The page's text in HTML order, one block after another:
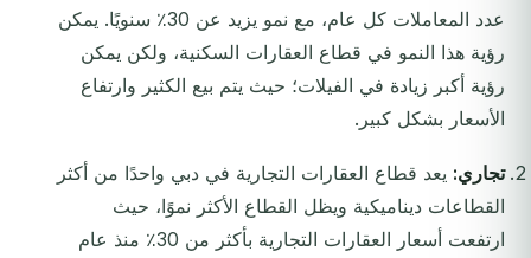
عدد المعاملات كل عام، مع نمو يزيد عن 30٪ سنويًا. يمكن
رؤية هذا النمو في قطاع العقارات السكنية، ولكن يمكن
رؤية أكبر زيادة في الفيلات؛ حيث يتم بيع الكثير وارتفاع
الأسعار بشكل كبير.
تجاري: يعد قطاع العقارات التجارية في دبي واحدًا من أكثر
القطاعات ديناميكية ويظل القطاع الأكثر نموًا، حيث
ارتفعت أسعار العقارات التجارية بأكثر من 30٪ منذ عام